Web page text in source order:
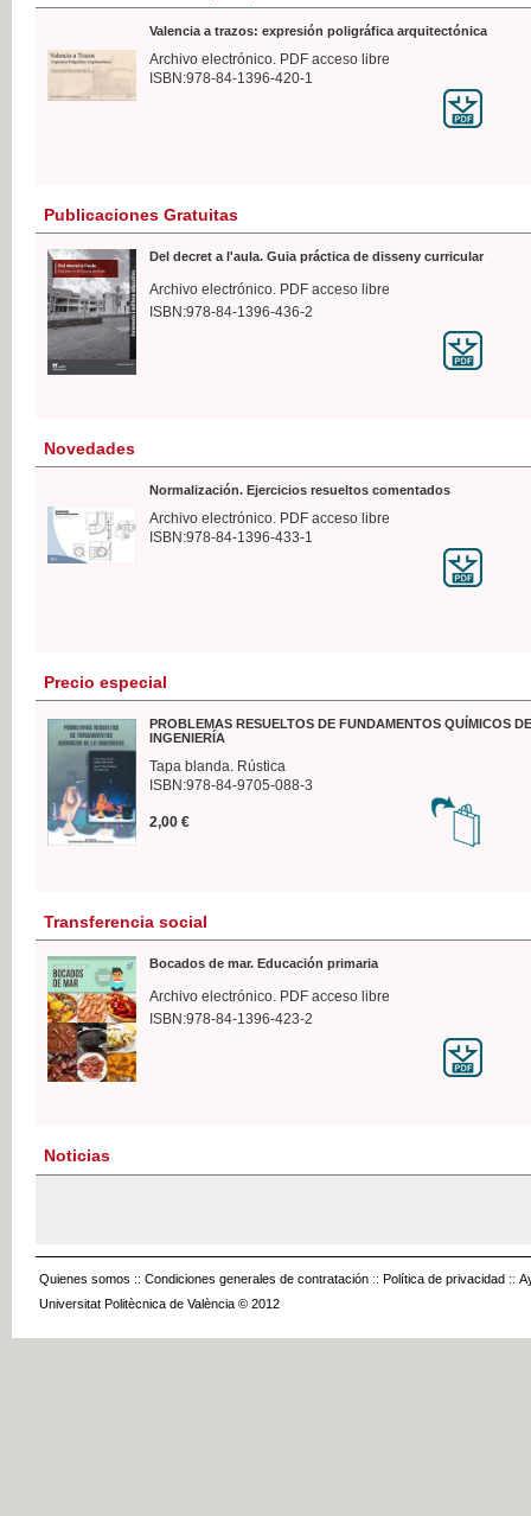
Valencia a trazos: expresión poligráfica arquitectónica
Archivo electrónico. PDF acceso libre
ISBN:978-84-1396-420-1
Publicaciones Gratuitas
Del decret a l'aula. Guia práctica de disseny curricular
Archivo electrónico. PDF acceso libre
ISBN:978-84-1396-436-2
Novedades
Normalización. Ejercicios resueltos comentados
Archivo electrónico. PDF acceso libre
ISBN:978-84-1396-433-1
Precio especial
PROBLEMAS RESUELTOS DE FUNDAMENTOS QUÍMICOS
INGENIERÍA
Tapa blanda. Rústica
ISBN:978-84-9705-088-3
2,00 €
Transferencia social
Bocados de mar. Educación primaria
Archivo electrónico. PDF acceso libre
ISBN:978-84-1396-423-2
Noticias
Quienes somos :: Condiciones generales de contratación :: Política de privacidad ::
Universitat Politècnica de València © 2012